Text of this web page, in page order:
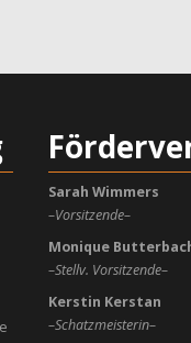
Sarah Wimmers
–Vorsitzende–
Monique
–Stellv. Vorsitzende–
Kerstin Kerstan
–Schatzmeisterin–